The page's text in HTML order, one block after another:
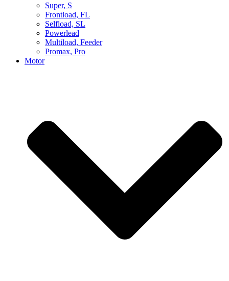
Super, S
Frontload, FL
Selfload, SL
Powerlead
Multiload, Feeder
Promax, Pro
Motor